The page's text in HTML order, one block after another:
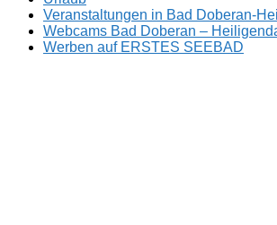
Veranstaltungen in Bad Doberan-
Webcams Bad Doberan –
Werben auf ERSTES SEEBAD